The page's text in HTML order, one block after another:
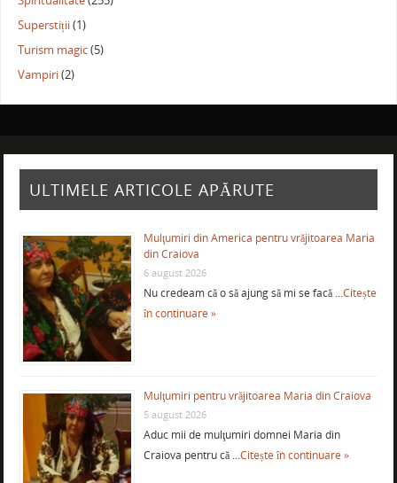
Superstiții(1)
Turism magic(5)
Vampiri(2)
ULTIMELE ARTICOLE APĂRUTE
Mulţumiri din America pentru vrăjitoarea Maria
din Craiova
6 august 2026
Nu credeam că o să ajung să mi se facă …Citește
în continuare »
Mulţumiri pentru vrăjitoarea Maria din Craiova
5 august 2026
Aduc mii de mulţumiri domnei Maria din
Craiova pentru că …Citește în continuare »